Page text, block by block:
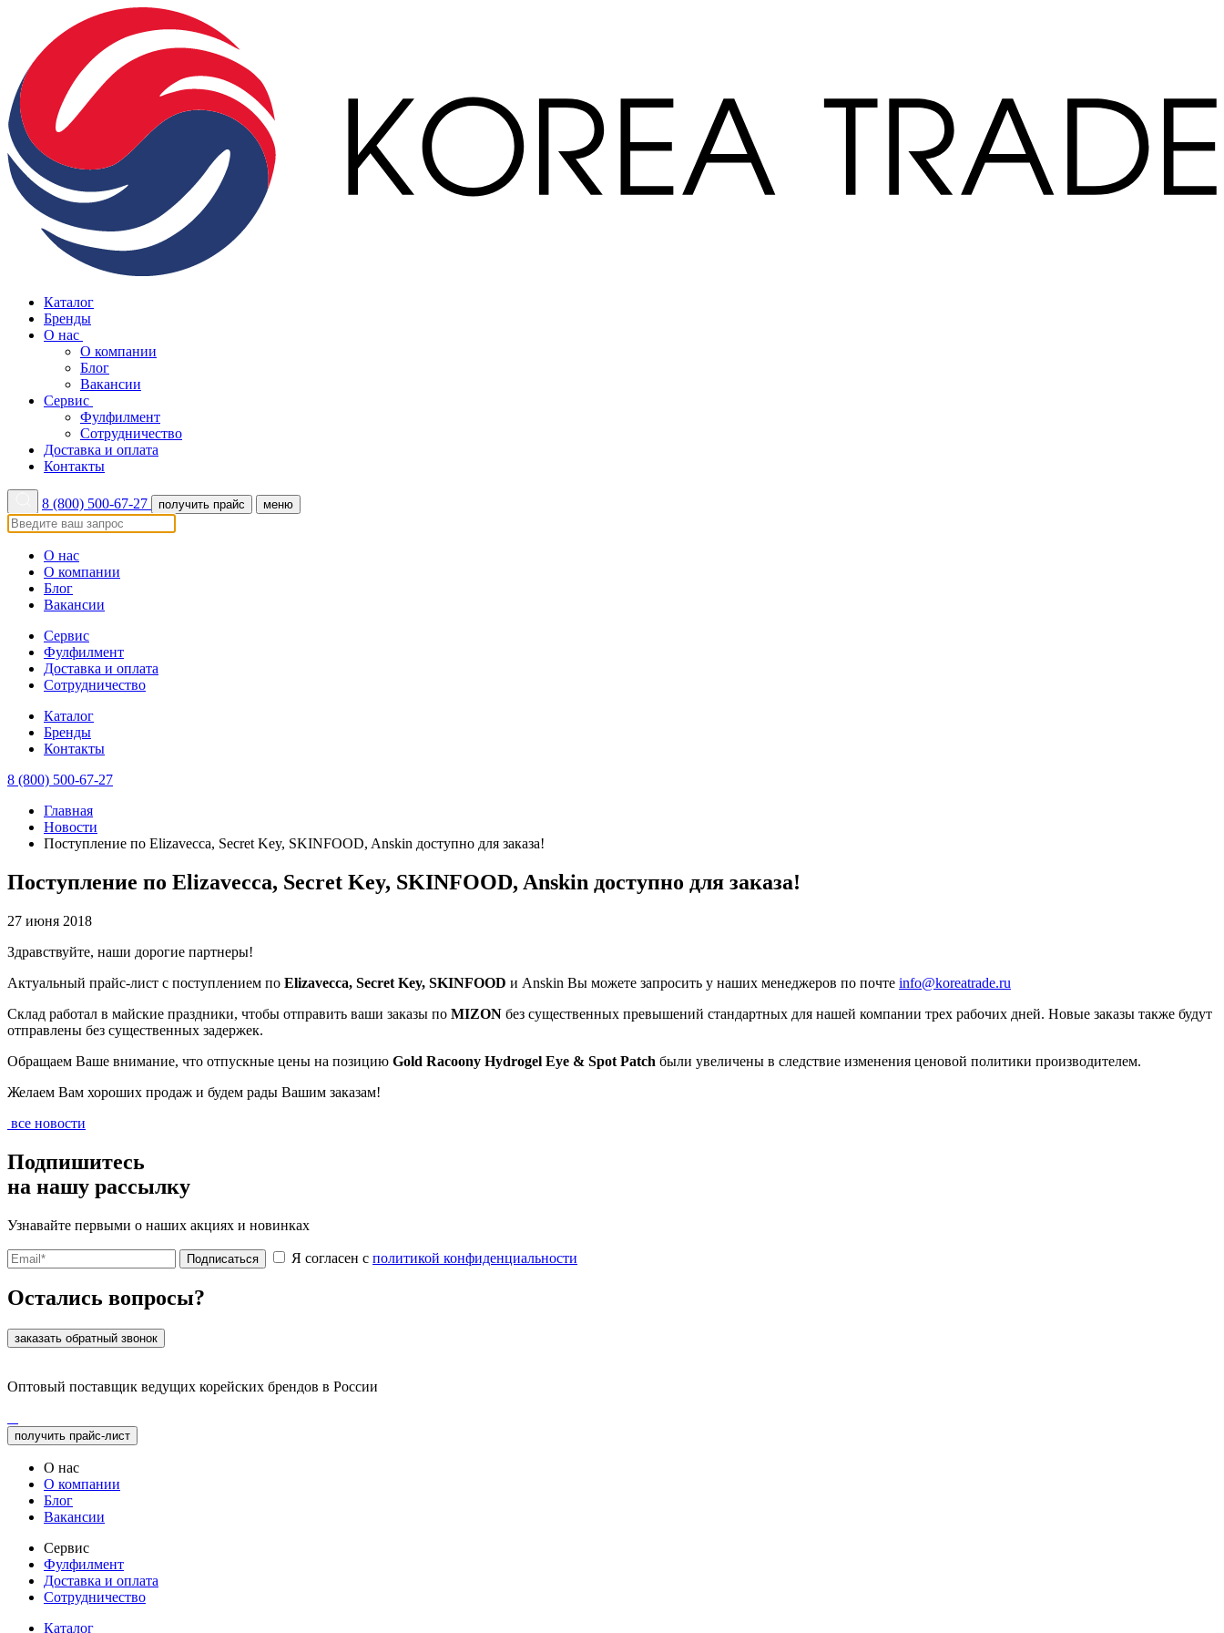
Каталог
Бренды
О нас
О компании
Блог
Вакансии
Сервис
Фулфилмент
Сотрудничество
Доставка и оплата
Контакты
8 (800) 500-67-27 получить прайс меню
О нас
О компании
Блог
Вакансии
Сервис
Фулфилмент
Доставка и оплата
Сотрудничество
Каталог
Бренды
Контакты
8 (800) 500-67-27
Главная
Новости
Поступление по Elizavecca, Secret Key, SKINFOOD, Anskin доступно для заказа!
Поступление по Elizavecca, Secret Key, SKINFOOD, Anskin доступно для заказа!
27 июня 2018
Здравствуйте, наши дорогие партнеры!
Актуальный прайс-лист с поступлением по Elizavecca, Secret Key, SKINFOOD и Anskin Вы можете запросить у наших менеджеров по почте info@koreatrade.ru
Склад работал в майские праздники, чтобы отправить ваши заказы по MIZON без существенных превышений стандартных для нашей компании трех рабочих дней. Новые заказы также будут
отправлены без существенных задержек.
Обращаем Ваше внимание, что отпускные цены на позицию Gold Racoony Hydrogel Eye & Spot Patch были увеличены в следствие изменения ценовой политики производителем.
Желаем Вам хороших продаж и будем рады Вашим заказам!
все новости
Подпишитесь
на нашу рассылку
Узнавайте первыми о наших акциях и новинках
Подписаться Я согласен с политикой конфиденциальности
Остались вопросы?
заказать обратный звонок
Оптовый поставщик ведущих корейских брендов в России
получить прайс-лист
О нас
О компании
Блог
Вакансии
Сервис
Фулфилмент
Доставка и оплата
Сотрудничество
Каталог